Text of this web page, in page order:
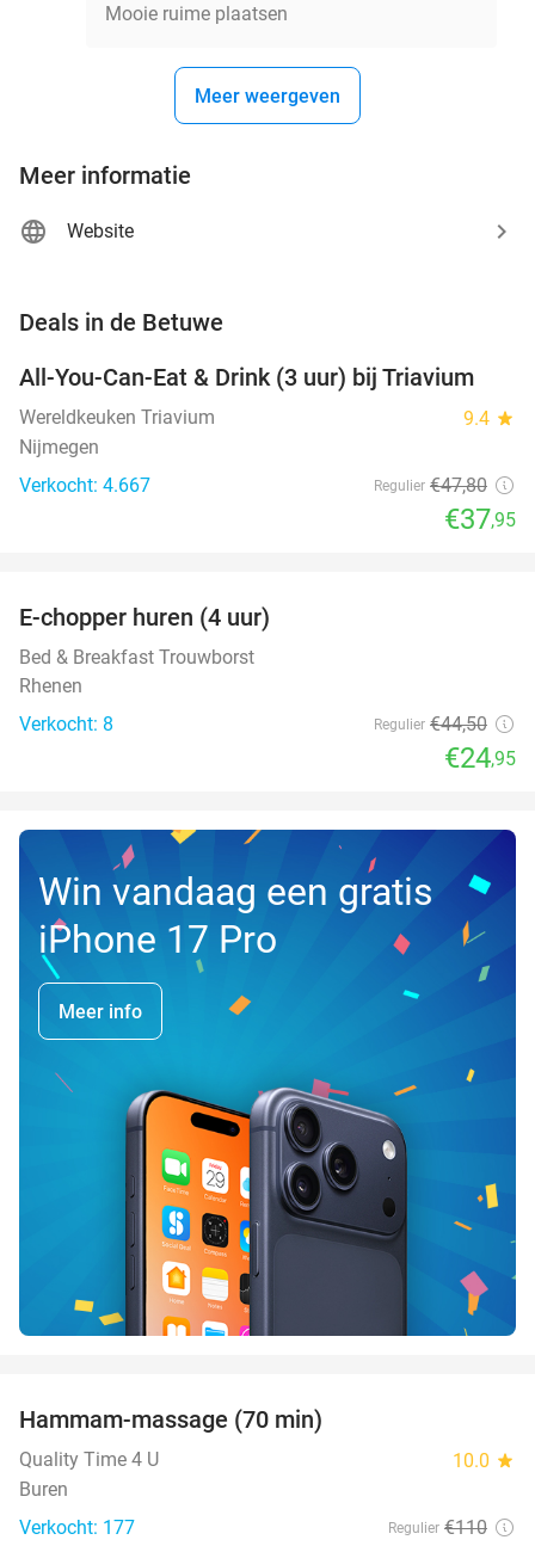
Mooie ruime plaatsen
Meer weergeven
Meer informatie
Website
Deals in de Betuwe
21%
All-You-Can-Eat & Drink (3 uur) bij Triavium
Wereldkeuken Triavium 9.4 star
Nijmegen
Verkocht: 4.667
Regulier €47,80
€37,95
NEW
TODAY
E-chopper huren (4 uur)
Bed & Breakfast Trouwborst
Rhenen
Verkocht: 8
Regulier €44,50
€24,95
Win vandaag een gratis
iPhone 17 Pro
Meer info
Hammam-massage (70 min)
Quality Time 4 U 10.0 star
Buren
Verkocht: 177
Regulier €110